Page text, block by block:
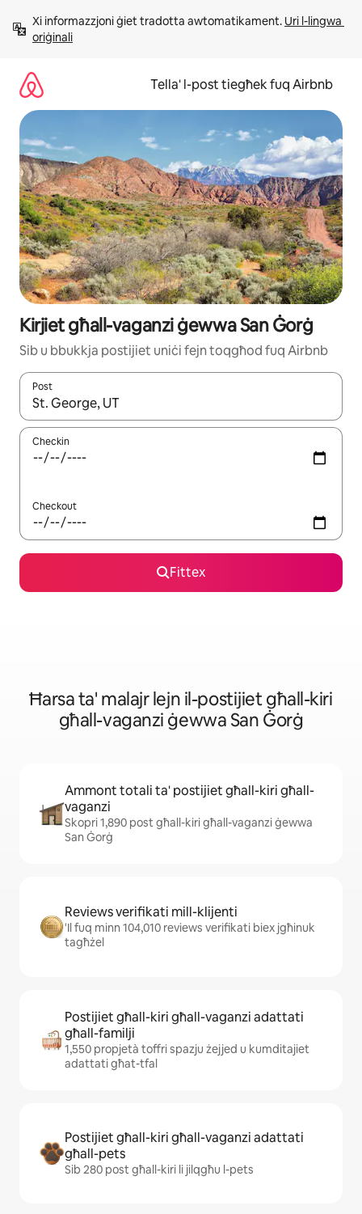
għall-
kontenut
Xi informazzjoni ġiet tradotta awtomatikament. Uri l-lingwa
oriġinali
Tella' l-post tiegħek fuq Airbnb
Kirjiet għall-vaganzi ġewwa San Ġorġ
Sib u bbukkja postijiet uniċi fejn toqgħod fuq Airbnb
Post
Meta r-riżultati jkunu disponibbli, tista' tmur minn riżultat
Checkin
Checkout
Fittex
Ħarsa ta' malajr lejn il-postijiet għall-kiri
għall-vaganzi ġewwa San Ġorġ
Ammont totali ta' postijiet għall-kiri għall-
vaganzi
Skopri 1,890 post għall-kiri għall-vaganzi ġewwa
San Ġorġ
Reviews verifikati mill-klijenti
'Il fuq minn 104,010 reviews verifikati biex jgħinuk
tagħżel
Postijiet għall-kiri għall-vaganzi adattati
għall-familji
1,550 propjetà toffri spazju żejjed u kumditajiet
adattati għat-tfal
Postijiet għall-kiri għall-vaganzi adattati
għall-pets
Sib 280 post għall-kiri li jilqgħu l-pets